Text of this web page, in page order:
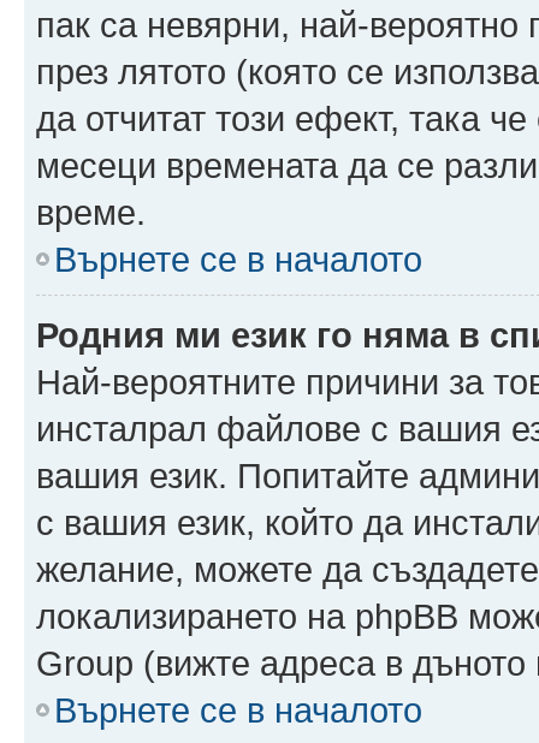
пак са невярни, най-
през лятото (която се
да отчитат този ефект, така
месеци времената да се
време.
Върнете се в началото
Родния ми език го няма в
Най-вероятните причини за
инсталрал файлове с вашия
вашия език. Попитайте
с вашия език, който да
желание, можете да
локализирането на phpBB
Group (вижте адреса в дъното
Върнете се в началото